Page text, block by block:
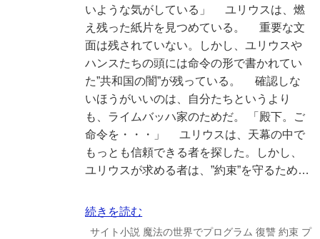
いような気がしている」 ユリウスは、燃
え残った紙片を見つめている。 重要な文
面は残されていない。しかし、ユリウスや
ハンスたちの頭には命令の形で書かれてい
た”共和国の闇”が残っている。 確認しな
いほうがいいのは、自分たちというより
も、ライムバッハ家のためだ。 「殿下。ご
命令を・・・」 ユリウスは、天幕の中で
もっとも信頼できる者を探した。しかし、
ユリウスが求める者は、”約束”を守るため…
続きを読む
サイト小説 魔法の世界でプログラム 復讐 約束 プ